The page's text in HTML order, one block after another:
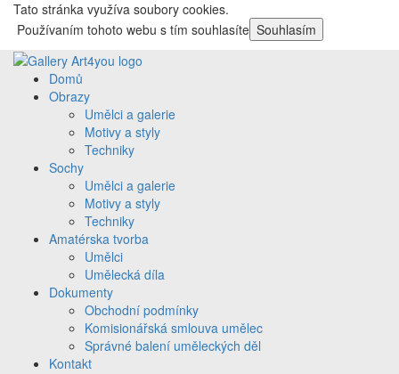
Tato stránka využíva soubory cookies.
Používaním tohoto webu s tím souhlasíte Souhlasím
Domů
Obrazy
Umělci a galerie
Motivy a styly
Techniky
Sochy
Umělci a galerie
Motivy a styly
Techniky
Amatérska tvorba
Umělci
Umělecká díla
Dokumenty
Obchodní podmínky
Komisionářská smlouva umělec
Správné balení uměleckých děl
Kontakt